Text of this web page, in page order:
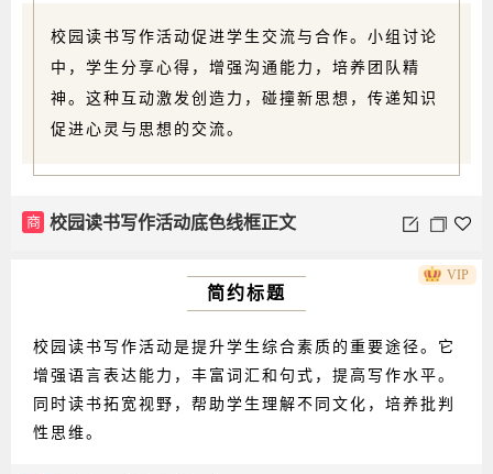
校园读书写作活动促进学生交流与合作。小组讨论
中，学生分享心得，增强沟通能力，培养团队精
神。这种互动激发创造力，碰撞新思想，传递知识
促进心灵与思想的交流。
商 校园读书写作活动底色线框正文
简约标题
校园读书写作活动是提升学生综合素质的重要途径。它
增强语言表达能力，丰富词汇和句式，提高写作水平。
同时读书拓宽视野，帮助学生理解不同文化，培养批判
性思维。
VIP